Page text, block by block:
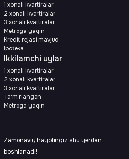
1 xonali kvartiralar
2 xonali kvartiralar
3 xonali kvartiralar
Metroga yaqin
Kredit rejasi mavjud
Ipoteka
Ikkilamchi uylar
1 xonali kvartiralar
2 xonali kvartiralar
3 xonali kvartiralar
Ta'mirlangan
Metroga yaqin
Zamonaviy hayotingiz shu yerdan
boshlanadi!